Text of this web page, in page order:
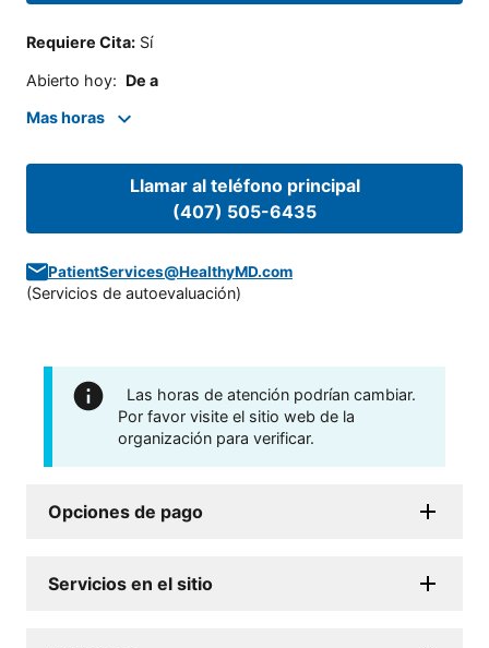
Requiere Cita: Sí
Abierto hoy: De a
Mas horas
Llamar al teléfono principal
(407) 505-6435
PatientServices@HealthyMD.com
(Servicios de autoevaluación)
Las horas de atención podrían cambiar.
Por favor visite el sitio web de la
organización para verificar.
Opciones de pago
Servicios en el sitio